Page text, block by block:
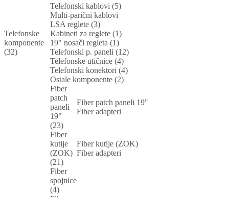
Telefonske
komponente
(32)
Telefonski kablovi (5)
Multi-parični kablovi
LSA reglete (3)
Kabineti za reglete (1)
19" nosači regleta (1)
Telefonski p. paneli (12)
Telefonske utičnice (4)
Telefonski konektori (4)
Ostale komponente (2)
Fiber
patch
paneli
19"
(23)
Fiber patch paneli 19"
Fiber adapteri
Fiber
kutije
(ZOK)
(21)
Fiber kutije (ZOK)
Fiber adapteri
Fiber
spojnice
(4)